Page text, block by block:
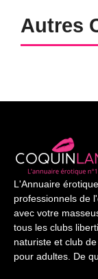
Autres
L'Annuaire
professionnels de
avec votre
tous les clubs
naturiste et club
pour adultes. De